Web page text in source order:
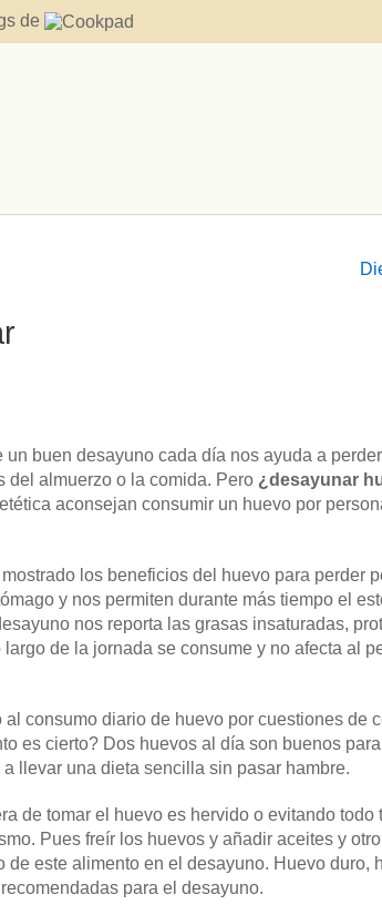
de
buen desayuno cada día nos ayuda a
del almuerzo o la comida. Pero ¿desayunar
aconsejan consumir un huevo por
los beneficios del huevo para perder
y nos permiten durante más tiempo el
nos reporta las grasas insaturadas,
de la jornada se consume y no afecta al
consumo diario de huevo por cuestiones de
es cierto? Dos huevos al día son buenos
llevar una dieta sencilla sin pasar hambre.
de tomar el huevo es hervido o evitando todo
Pues freír los huevos y añadir aceites y
este alimento en el desayuno. Huevo duro,
para el desayuno.